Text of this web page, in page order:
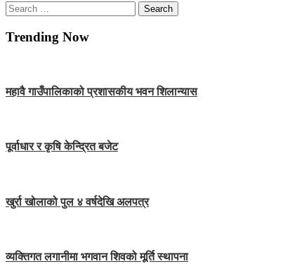
Search
for:
Trending Now
महावै गाउँपालिकाको प्रशासकीय भवन शिलान्यास
पूर्वाधार र कृषि केन्द्रित बजेट
खुर्रा खोलाको पुल ४ वर्षदेखि अलपत्र
व्यक्तिगत लगानीमा भगवान शिवको मूर्ति स्थापना